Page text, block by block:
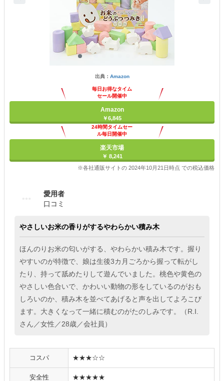
出典： Amazon
毎日お得なタイム
セール開催中
Amazon
￥6,845
24時間タイムセー
ル毎日開催中
楽天市場
￥ 8,241
※各社通販サイトの 2024年10月21日時点 での税込価格
愛用者
口コミ
やさしいお米の香りがするやわらかい積み木
ほんのりお米の匂いがする、やわらかい積み木です。握り
やすいのが特徴で、娘は生後3カ月ごろから握って転がし
たり、持って舐めたりして遊んでいました。桃色や黄色の
やさしい色合いで、かわいい動物の形をしているのがおも
しろいのか、積み木を並べてあげると声を出してよろこび
ます。大きくなって一緒に積むのがたのしみです。（R.I.
さん／女性／28歳／会社員）
コスパ ★★★☆☆
安全性 ★★★★★